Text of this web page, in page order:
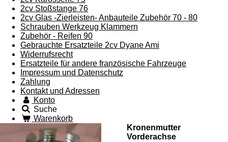
2cv Stoßstange 76
2cv Glas -Zierleisten- Anbauteile Zubehör 70 - 80
Schrauben Werkzeug Klammern
Zubehör - Reifen 90
Gebrauchte Ersatzteile 2cv Dyane Ami
Widerrufsrecht
Ersatzteile für andere französische Fahrzeuge
Impressum und Datenschutz
Zahlung
Kontakt und Adressen
Konto
Suche
Warenkorb
Kronenmutter
Vorderachse